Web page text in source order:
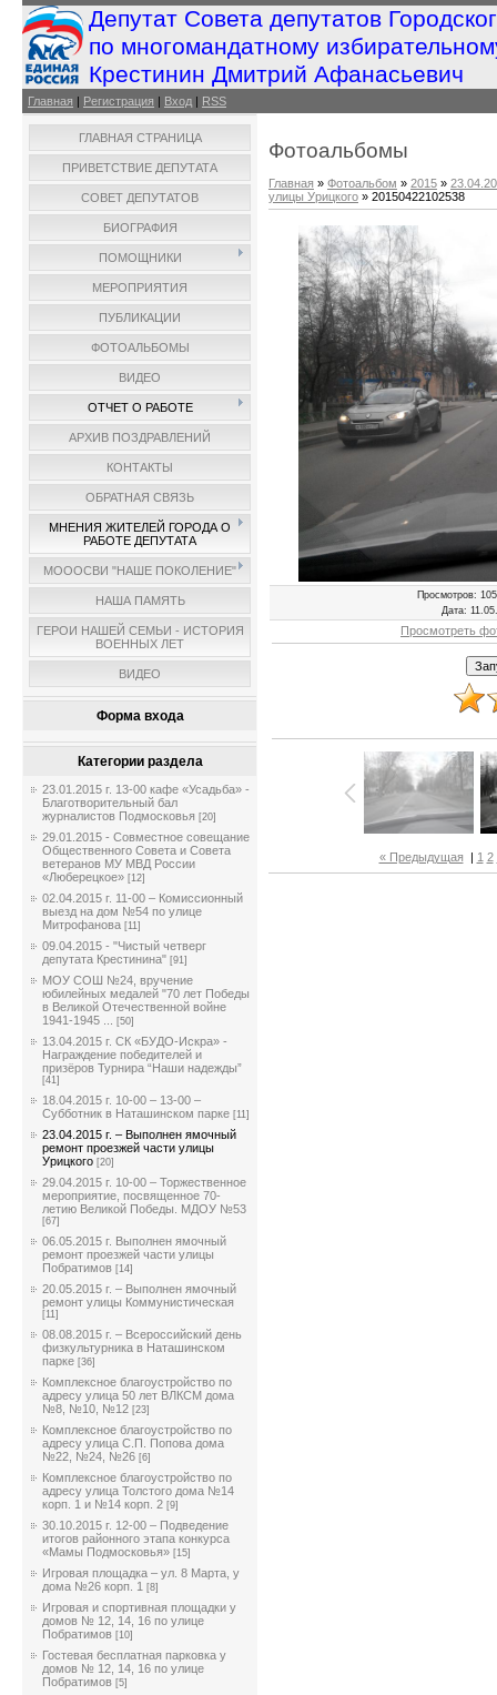
Депутат Совета депутатов
по многомандатному
Крестинин Дмитрий Афанасьевич
Главная | Регистрация | Вход | RSS
ГЛАВНАЯ СТРАНИЦА
ПРИВЕТСТВИЕ ДЕПУТАТА
СОВЕТ ДЕПУТАТОВ
БИОГРАФИЯ
ПОМОЩНИКИ
МЕРОПРИЯТИЯ
ПУБЛИКАЦИИ
ФОТОАЛЬБОМЫ
ВИДЕО
ОТЧЕТ О РАБОТЕ
АРХИВ ПОЗДРАВЛЕНИЙ
КОНТАКТЫ
ОБРАТНАЯ СВЯЗЬ
МНЕНИЯ ЖИТЕЛЕЙ ГОРОДА О
РАБОТЕ ДЕПУТАТА
МОООСВИ "НАШЕ ПОКОЛЕНИЕ"
НАША ПАМЯТЬ
ГЕРОИ НАШЕЙ СЕМЬИ - ИСТОРИЯ
ВОЕННЫХ ЛЕТ
ВИДЕО
Форма входа
Категории раздела
23.01.2015 г. 13-00 кафе «Усадьба» -
Благотворительный бал
журналистов Подмосковья [20]
29.01.2015 - Совместное совещание
Общественного Совета и Совета
ветеранов МУ МВД России
«Люберецкое» [12]
02.04.2015 г. 11-00 – Комиссионный
выезд на дом №54 по улице
Митрофанова [11]
09.04.2015 - "Чистый четверг
депутата Крестинина" [91]
МОУ СОШ №24, вручение
юбилейных медалей "70 лет Победы
в Великой Отечественной войне
1941-1945 ...
[50]
13.04.2015 г. СК «БУДО-Искра» -
Награждение победителей и
призёров Турнира “Наши надежды”
[41]
18.04.2015 г. 10-00 – 13-00 –
Субботник в Наташинском парке [11]
23.04.2015 г. – Выполнен ямочный
ремонт проезжей части улицы
Урицкого [20]
29.04.2015 г. 10-00 – Торжественное
мероприятие, посвященное 70-
летию Великой Победы. МДОУ №53
[67]
06.05.2015 г. Выполнен ямочный
ремонт проезжей части улицы
Побратимов [14]
20.05.2015 г. – Выполнен ямочный
ремонт улицы Коммунистическая
[11]
08.08.2015 г. – Всероссийский день
физкультурника в Наташинском
парке [36]
Комплексное благоустройство по
адресу улица 50 лет ВЛКСМ дома
№8, №10, №12 [23]
Комплексное благоустройство по
адресу улица С.П. Попова дома
№22, №24, №26 [6]
Комплексное благоустройство по
адресу улица Толстого дома №14
корп. 1 и №14 корп. 2 [9]
30.10.2015 г. 12-00 – Подведение
итогов районного этапа конкурса
«Мамы Подмосковья» [15]
Игровая площадка – ул. 8 Марта, у
дома №26 корп. 1 [8]
Игровая и спортивная площадки у
домов № 12, 14, 16 по улице
Побратимов [10]
Гостевая бесплатная парковка у
домов № 12, 14, 16 по улице
Побратимов [5]
Фотоальбомы
Главная » Фотоальбом » 2015 »
улицы Урицкого » 20150422102538
Просмотров:
Дата:
Просмотреть
« Предыдущая | 1 2